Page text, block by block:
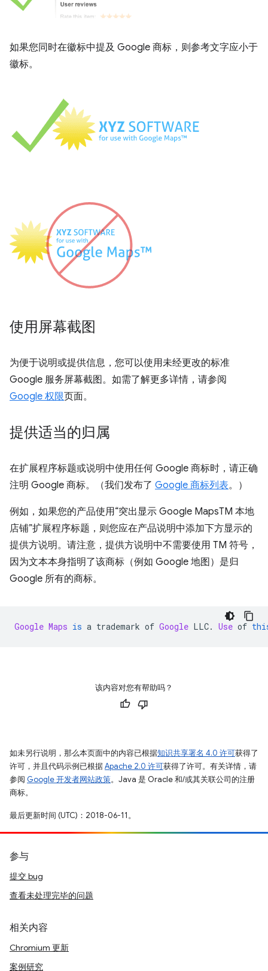
如果您同时在徽标中提及 Google 商标，则参考文字应小于
徽标。
使用屏幕截图
为便于说明或提供信息，您可以使用未经更改的标准
Google 服务屏幕截图。如需了解更多详情，请参阅
Google 权限页面。
提供适当的归属
在扩展程序标题或说明中使用任何 Google 商标时，请正确
注明 Google 商标。（我们发布了 Google 商标列表。）
例如，如果您的产品使用“突出显示 Google MapsTM 本地
店铺”扩展程序标题，则您应在产品说明中添加下方显示的
提供方说明。请注意，提供方说明中不需要使用 TM 符号，
因为文本本身指明了该商标（例如 Google 地图）是归
Google 所有的商标。
Google Maps is a trademark of Google LLC. Use of
该内容对您有帮助吗？
如未另行说明，那么本页面中的内容已根据知识共享署名 4.0 许可获得了
许可，并且代码示例已根据Apache 2.0 许可获得了许可。有关详情，请
参阅 Google 开发者网站政策。Java 是 Oracle 和/或其关联公司的注册
商标。
最后更新时间 (UTC)：2018-06-11。
参与
提交 bug
查看未处理完毕的问题
相关内容
Chromium 更新
案例研究